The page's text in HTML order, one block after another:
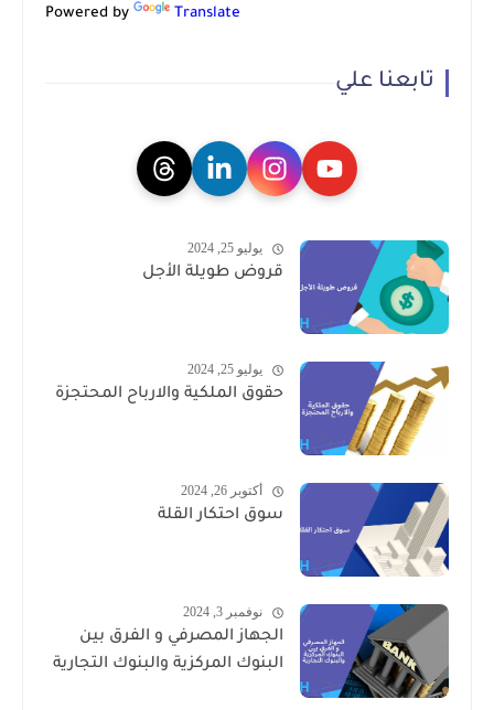
Powered by Translate
تابعنا علي
يوليو 25, 2024
قروض طويلة الأجل
يوليو 25, 2024
حقوق الملكية والارباح المحتجزة
أكتوبر 26, 2024
سوق احتكار القلة
نوفمبر 3, 2024
الجهاز المصرفي و الفرق بين
البنوك المركزية والبنوك التجارية